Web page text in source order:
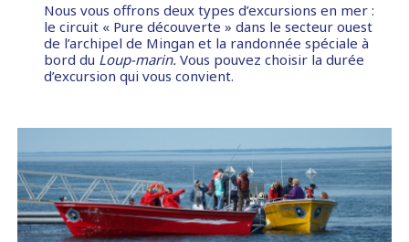
Nous vous offrons deux types d’excursions en mer :
le circuit « Pure découverte » dans le secteur ouest
de l’archipel de Mingan et la randonnée spéciale à
bord du Loup-marin. Vous pouvez choisir la durée
d’excursion qui vous convient.